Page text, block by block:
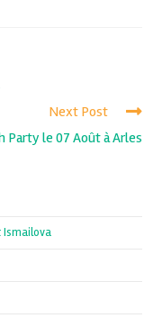
Next Post
Party le 07 Août à Arles
Ismailova